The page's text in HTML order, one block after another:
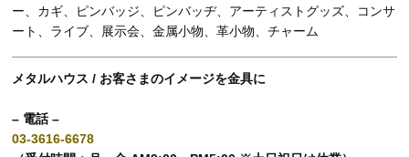
ー、カギ、ピンバッジ、ピンバッヂ、アーティストグッズ、コンサ
ート、ライブ、展示会、金属小物、革小物、チャーム
メタルハウス / お客さまのイメージを金具に
– 電話 –
03-3616-6678